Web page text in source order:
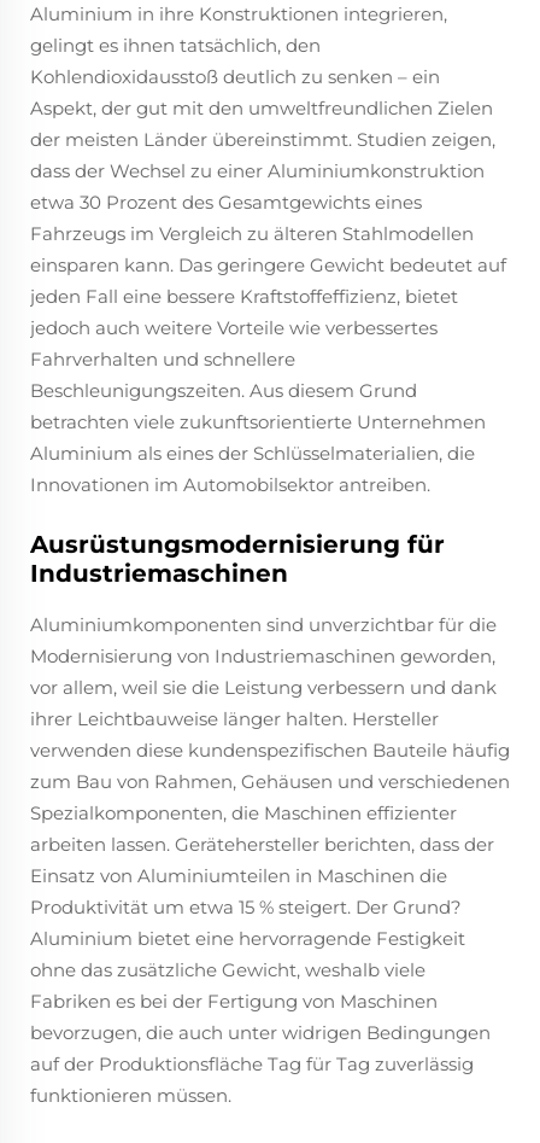
Aluminium in ihre Konstruktionen integrieren,
gelingt es ihnen tatsächlich, den
Kohlendioxidausstoß deutlich zu senken – ein
Aspekt, der gut mit den umweltfreundlichen Zielen
der meisten Länder übereinstimmt. Studien zeigen,
dass der Wechsel zu einer Aluminiumkonstruktion
etwa 30 Prozent des Gesamtgewichts eines
Fahrzeugs im Vergleich zu älteren Stahlmodellen
einsparen kann. Das geringere Gewicht bedeutet auf
jeden Fall eine bessere Kraftstoffeffizienz, bietet
jedoch auch weitere Vorteile wie verbessertes
Fahrverhalten und schnellere
Beschleunigungszeiten. Aus diesem Grund
betrachten viele zukunftsorientierte Unternehmen
Aluminium als eines der Schlüsselmaterialien, die
Innovationen im Automobilsektor antreiben.
Ausrüstungsmodernisierung für
Industriemaschinen
Aluminiumkomponenten sind unverzichtbar für die
Modernisierung von Industriemaschinen geworden,
vor allem, weil sie die Leistung verbessern und dank
ihrer Leichtbauweise länger halten. Hersteller
verwenden diese kundenspezifischen Bauteile häufig
zum Bau von Rahmen, Gehäusen und verschiedenen
Spezialkomponenten, die Maschinen effizienter
arbeiten lassen. Gerätehersteller berichten, dass der
Einsatz von Aluminiumteilen in Maschinen die
Produktivität um etwa 15 % steigert. Der Grund?
Aluminium bietet eine hervorragende Festigkeit
ohne das zusätzliche Gewicht, weshalb viele
Fabriken es bei der Fertigung von Maschinen
bevorzugen, die auch unter widrigen Bedingungen
auf der Produktionsfläche Tag für Tag zuverlässig
funktionieren müssen.